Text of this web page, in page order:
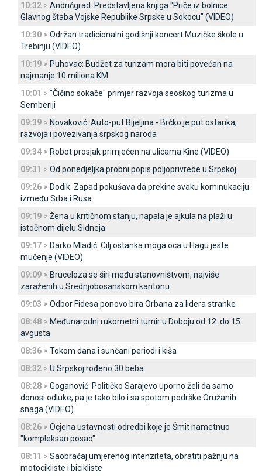
10:32 > Andrićgrad: Predstavljena knjiga "Priče iz bolnice
Glavnog štaba Vojske Republike Srpske u Sokocu" (VIDEO)
10:30 > Održan tradicionalni godišnji koncert Muzičke škole u
Trebinju (VIDEO)
10:19 > Puhovac: Budžet za turizam mora biti povećan na
najmanje 10 miliona KM
10:01 > "Čičino sokače" primjer razvoja seoskog turizma u
Semberiji
09:39 > Novaković: Auto-put Bijeljina - Brčko je put ostanka,
razvoja i povezivanja srpskog naroda
09:34 > Robot prosjak primjećen na ulicama Kine (VIDEO)
09:31 > Od ponedjeljka probni popis poljoprivrede u Srpskoj
09:26 > Dodik: Zapad pokušava da prekine svaku kominukaciju
između Srba i Rusa
09:19 > Žena u kritičnom stanju, napala je ajkula na plaži u
istočnom dijelu Sidneja
09:17 > Darko Mladić: Cilj ostanka moga oca u Hagu jeste
mučenje (VIDEO)
09:09 > Bruceloza se širi među stanovništvom, najviše
zaraženih u Srednjobosanskom kantonu
09:03 > Odbor Fidesa ponovo bira Orbana za lidera stranke
08:48 > Međunarodni rukometni turnir u Doboju od 12. do 15.
avgusta
08:36 > Tokom dana i sunčani periodi i kiša
08:32 > U Srpskoj rođeno 30 beba
08:28 > Goganović: Političko Sarajevo uporno želi da samo
donosi odluke, pa je tako bilo i sa spotom podrške Oružanih
snaga (VIDEO)
08:26 > Ocjena ustavnosti odredbi koje je Šmit nametnuo
"kompleksan posao"
08:11 > Saobraćaj umjerenog intenziteta, obratiti pažnju na
motocikliste i bicikliste